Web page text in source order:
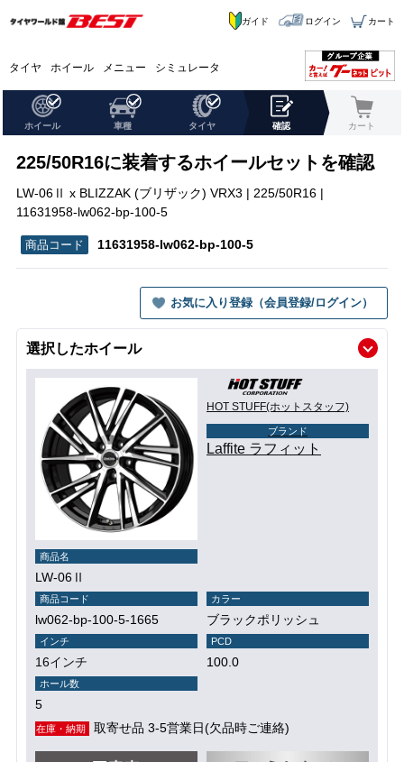
タイヤ ホイール メニュー シミュレータ
ガイド ログイン カート
ホイール 車種 タイヤ 確認 カート
225/50R16に装着するホイールセットを確認
LW-06Ⅱ x BLIZZAK (ブリザック) VRX3 | 225/50R16 |
11631958-lw062-bp-100-5
11631958-lw062-bp-100-5
お気に入り登録（会員登録/ログイン）
選択したホイール
HOT STUFF(ホットスタッフ)
ブランド
Laffite ラフィット
商品名
LW-06Ⅱ
商品コード
lw062-bp-100-5-1665
カラー
ブラックポリッシュ
インチ
16インチ
PCD
100.0
ホール数
5
在庫・納期 取寄せ品 3-5営業日(欠品時ご連絡)